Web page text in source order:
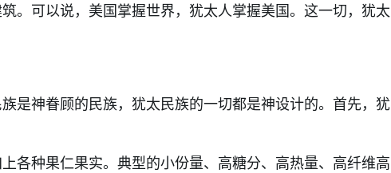
。可以说，美国掌握世界，犹太人掌握美国。这一切，犹太
是神眷顾的民族，犹太民族的一切都是神设计的。首先，犹
各种果仁果实。典型的小份量、高糖分、高热量、高纤维高